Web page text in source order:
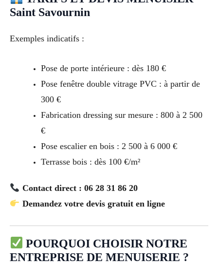
Saint Savournin
Exemples indicatifs :
Pose de porte intérieure : dès 180 €
Pose fenêtre double vitrage PVC : à partir de
300 €
Fabrication dressing sur mesure : 800 à 2 500
€
Pose escalier en bois : 2 500 à 6 000 €
Terrasse bois : dès 100 €/m²
Contact direct : 06 28 31 86 20
Demandez votre devis gratuit en ligne
POURQUOI CHOISIR NOTRE
ENTREPRISE DE MENUISERIE ?